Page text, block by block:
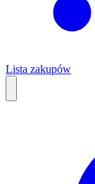
Lista zakupów